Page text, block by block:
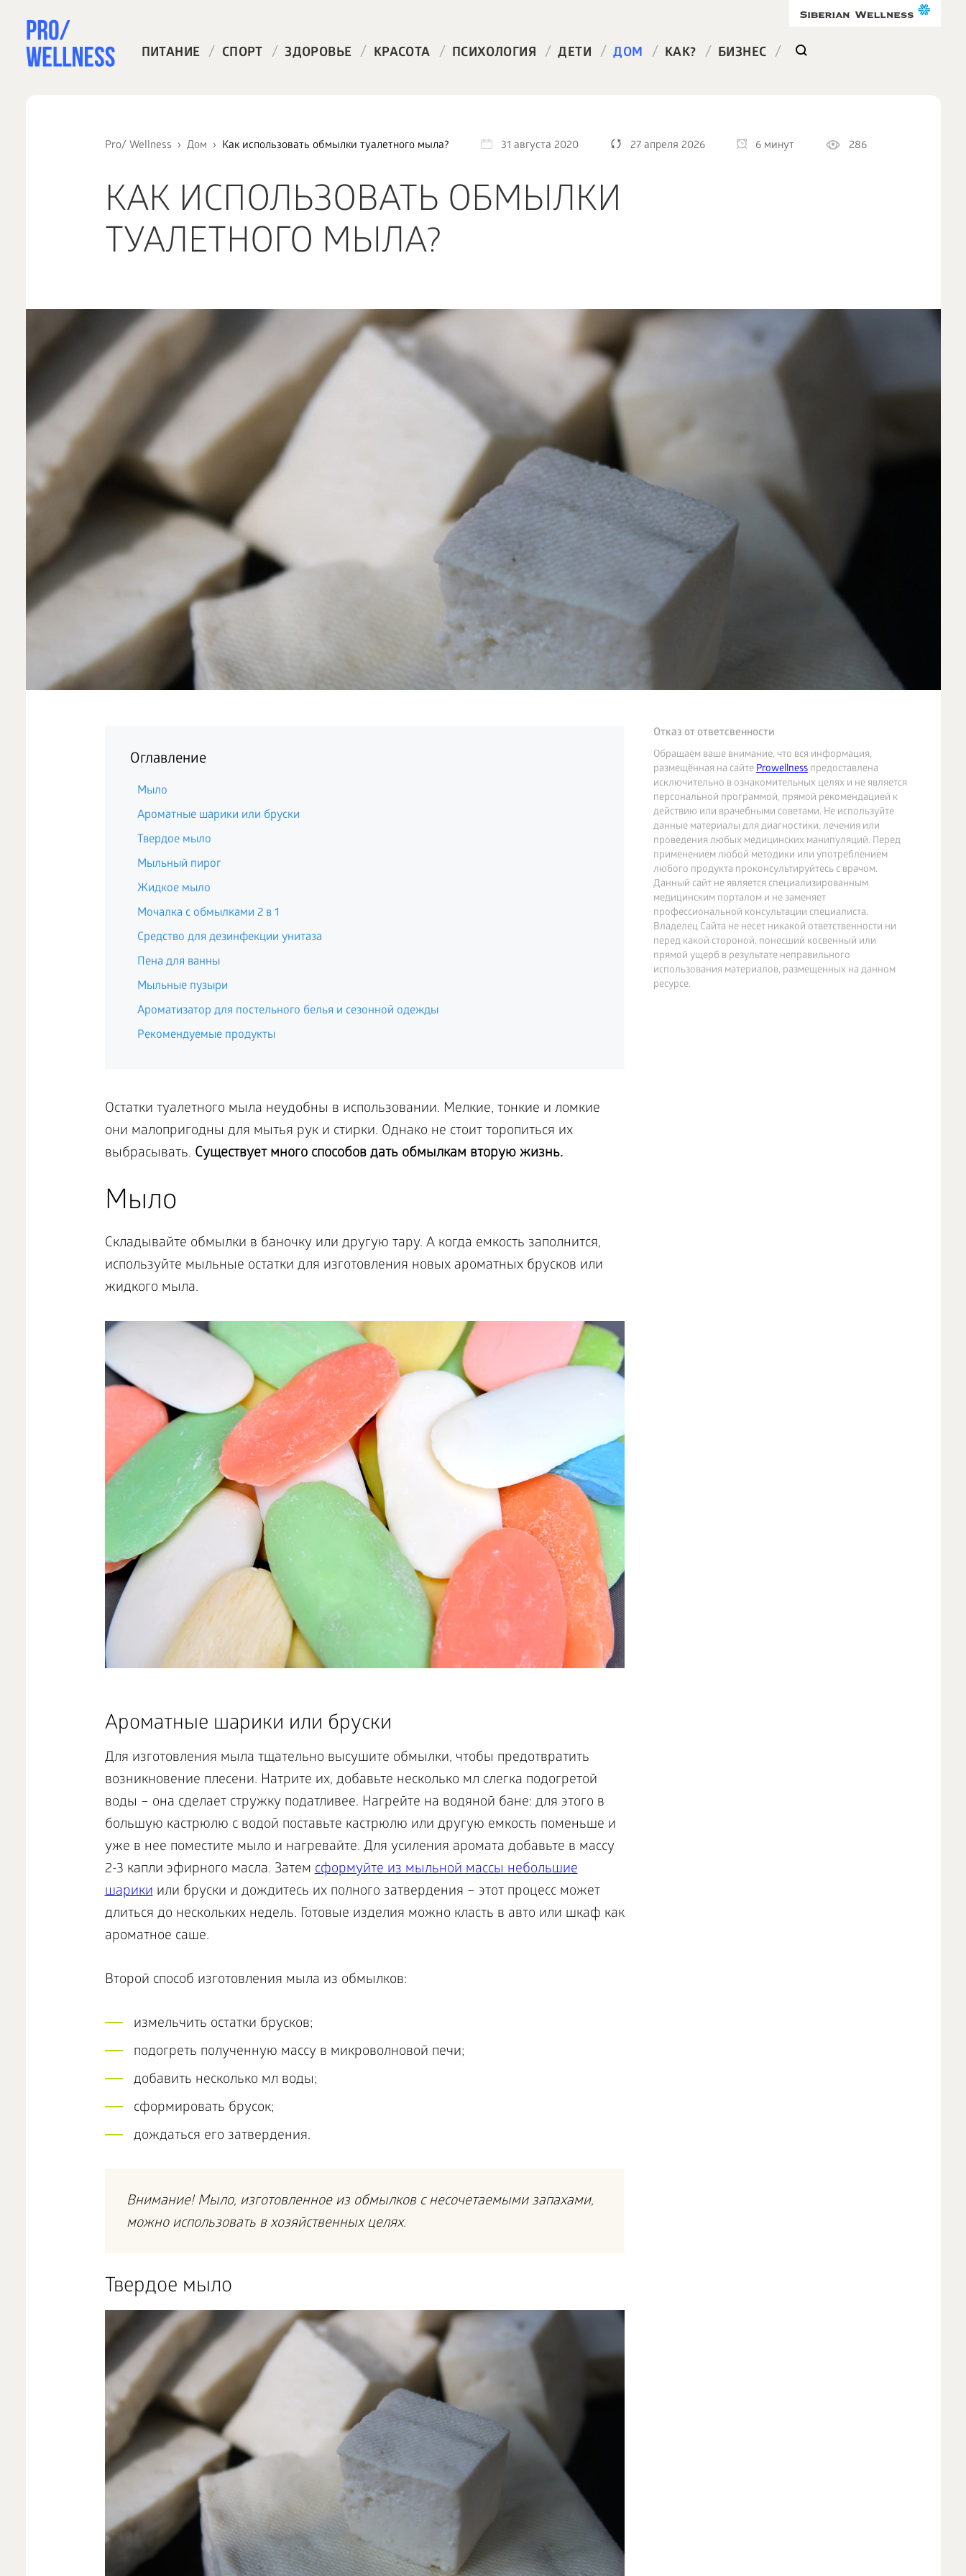
ПИТАНИЕ / СПОРТ / ЗДОРОВЬЕ / КРАСОТА / ПСИХОЛОГИЯ / ДЕТИ / ДОМ / КАК? / БИЗНЕС /
Pro/ Wellness Дом Как использовать обмылки туалетного мыла? 31 августа 2020 27 апреля 2026 6 минут 286
КАК ИСПОЛЬЗОВАТЬ ОБМЫЛКИ
ТУАЛЕТНОГО МЫЛА?
Отказ от ответсвенности
Обращаем ваше внимание, что вся информация,
размещённая на сайтеProwellnessпредоставлена
исключительно в ознакомительных целях и не является
персональной программой, прямой рекомендацией к
действию или врачебными советами. Не используйте
данные материалы для диагностики, лечения или
проведения любых медицинских манипуляций. Перед
применением любой методики или употреблением
любого продукта проконсультируйтесь с врачом.
Данный сайт не является специализированным
медицинским порталом и не заменяет
профессиональной консультации специалиста.
Владелец Сайта не несет никакой ответственности ни
перед какой стороной, понесший косвенный или
прямой ущерб в результате неправильного
использования материалов, размещенных на данном
ресурсе.
Оглавление
Мыло
Ароматные шарики или бруски
Твердое мыло
Мыльный пирог
Жидкое мыло
Мочалка с обмылками 2 в 1
Средство для дезинфекции унитаза
Пена для ванны
Мыльные пузыри
Ароматизатор для постельного белья и сезонной одежды
Рекомендуемые продукты
Остатки туалетного мыла неудобны в использовании. Мелкие, тонкие и ломкие
они малопригодны для мытья рук и стирки. Однако не стоит торопиться их
выбрасывать. Существует много способов дать обмылкам вторую жизнь.
Мыло
Складывайте обмылки в баночку или другую тару. А когда емкость заполнится,
используйте мыльные остатки для изготовления новых ароматных брусков или
жидкого мыла.
Ароматные шарики или бруски
Для изготовления мыла тщательно высушите обмылки, чтобы предотвратить
возникновение плесени. Натрите их, добавьте несколько мл слегка подогретой
воды – она сделает стружку податливее. Нагрейте на водяной бане: для этого в
большую кастрюлю с водой поставьте кастрюлю или другую емкость поменьше и
уже в нее поместите мыло и нагревайте. Для усиления аромата добавьте в массу
2-3 капли эфирного масла. Затемсформуйте из мыльной массы небольшие
шарикиили бруски и дождитесь их полного затвердения – этот процесс может
длиться до нескольких недель. Готовые изделия можно класть в авто или шкаф как
ароматное саше.
Второй способ изготовления мыла из обмылков:
измельчить остатки брусков;
подогреть полученную массу в микроволновой печи;
добавить несколько мл воды;
сформировать брусок;
дождаться его затвердения.
Внимание! Мыло, изготовленное из обмылков с несочетаемыми запахами,
можно использовать в хозяйственных целях.
Твердое мыло